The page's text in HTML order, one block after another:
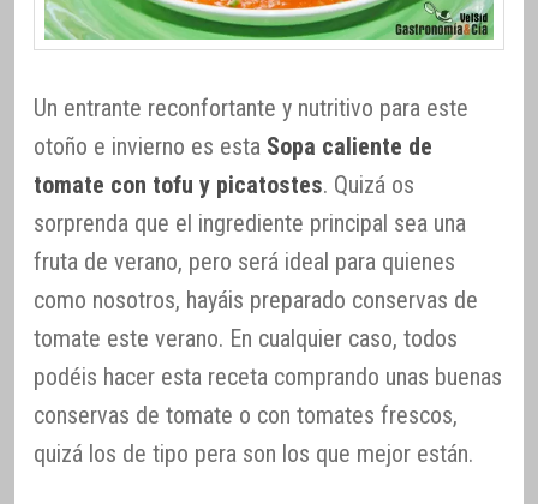
Un entrante reconfortante y nutritivo para este
otoño e invierno es esta Sopa caliente de
tomate con tofu y picatostes. Quizá os
sorprenda que el ingrediente principal sea una
fruta de verano, pero será ideal para quienes
como nosotros, hayáis preparado conservas de
tomate este verano. En cualquier caso, todos
podéis hacer esta receta comprando unas buenas
conservas de tomate o con tomates frescos,
quizá los de tipo pera son los que mejor están.